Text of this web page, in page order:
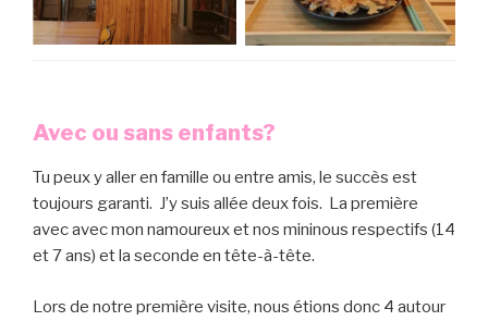
Avec ou sans enfants?
Tu peux y aller en famille ou entre amis, le succès est
toujours garanti. J’y suis allée deux fois. La première
avec avec mon namoureux et nos mininous respectifs (14
et 7 ans) et la seconde en tête-à-tête.
Lors de notre première visite, nous étions donc 4 autour